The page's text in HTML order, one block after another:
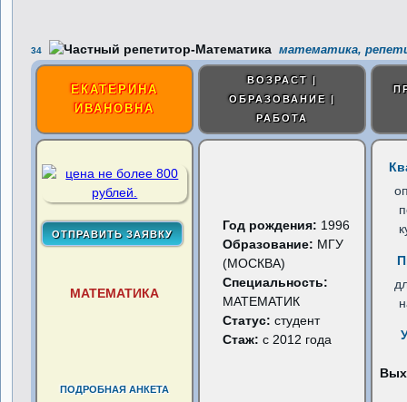
34 математика,
ЕКАТЕРИНА
ИВАНОВНА
ВОЗРАСТ |
ОБРАЗОВАНИЕ |
РАБОТА
МАТЕМАТИКА
ПОДРОБНАЯ АНКЕТА
Год рождения: 1996
Образование: МГУ
(МОСКВА)
Специальность:
МАТЕМАТИК
Статус:студент
Стаж: с 2012 года